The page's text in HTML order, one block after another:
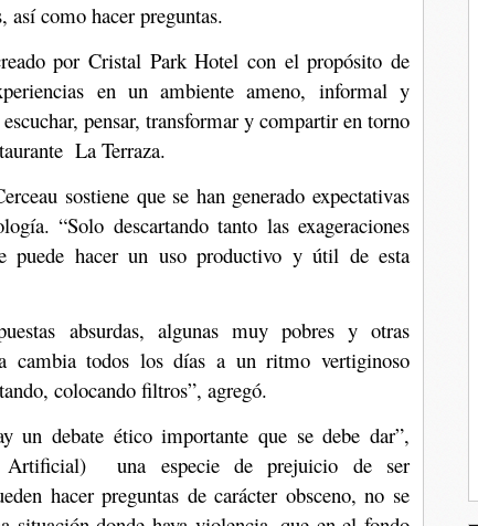
así como hacer preguntas.
por Cristal Park Hotel con el propósito de
en un ambiente ameno, informal y
pensar, transformar y compartir en torno
La Terraza.
sostiene que se han generado expectativas
“Solo descartando tanto las exageraciones
puede hacer un uso productivo y útil de esta
absurdas, algunas muy pobres y otras
cambia todos los días a un ritmo vertiginoso
colocando filtros”, agregó.
un debate ético importante que se debe dar”,
Artificial) una especie de prejuicio de ser
hacer preguntas de carácter obsceno, no se